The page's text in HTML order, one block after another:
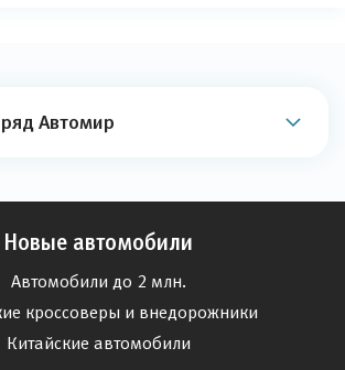
Автомир
Новые автомобили
Автомобили до 2 млн.
кроссоверы и внедорожники
Китайские автомобили